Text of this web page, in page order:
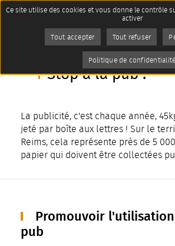
Accueil
Gestion des déchets
Objectif zéro déchet !
Page active :
Stop à la pub !
Imprimer
AddToAny
Stop à la pub !
La publicité, c'est chaque année,
jeté par boîte aux lettres ! Sur le
Reims, cela représente près de 5
papier qui doivent être collectées
Promouvoir
pub
Panneau de gestion des cookies
Ce site utilise des cookies et vous donne le contrôle
activer
Tout accepter Tout refuser
Politique de confidentialité